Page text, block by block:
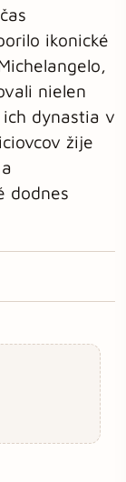
ikonické
nielen
ich dynastia v
žije
dodnes